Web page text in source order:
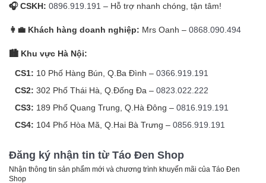
🎧 CSKH: 0896.919.191 – Hỗ trợ nhanh chóng, tận tâm!
👩‍💼 Khách hàng doanh nghiệp: Mrs Oanh – 0868.090.494
🏙️ Khu vực Hà Nội:
CS1: 10 Phố Hàng Bún, Q.Ba Đình – 0366.919.191
CS2: 302 Phố Thái Hà, Q.Đống Đa – 0823.022.222
CS3: 189 Phố Quang Trung, Q.Hà Đông – 0816.919.191
CS4: 104 Phố Hòa Mã, Q.Hai Bà Trưng – 0856.919.191
Đăng ký nhận tin từ Táo Đen Shop
Nhận thông tin sản phẩm mới và chương trình khuyến mãi của Táo Đen
Shop